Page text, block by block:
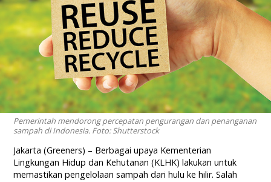
Pemerintah mendorong percepatan pengurangan dan penanganan
sampah di Indonesia. Foto: Shutterstock
Jakarta (Greeners) – Berbagai upaya Kementerian
Lingkungan Hidup dan Kehutanan (KLHK) lakukan untuk
memastikan pengelolaan sampah dari hulu ke hilir. Salah